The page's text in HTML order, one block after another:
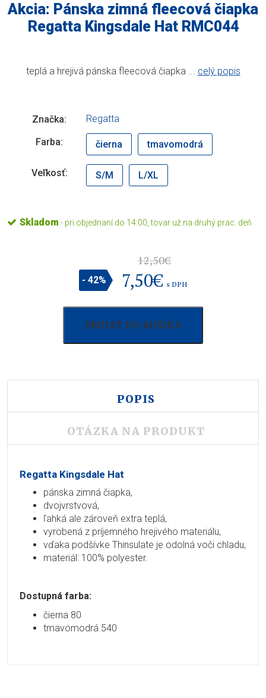
Akcia: Pánska zimná fleecová čiapka
Regatta Kingsdale Hat RMC044
teplá a hrejivá pánska fleecová čiapka ... celý popis
Značka: Regatta
Farba: čierna tmavomodrá
Veľkosť: S/M L/XL
Skladom - pri objednaní do 14:00, tovar už na druhý prac. deň
- 42%
12,50€
7,50€ s DPH
PRIDAŤ DO KOŠÍKA
POPIS
OTÁZKA NA PRODUKT
Regatta Kingsdale Hat
pánska zimná čiapka,
dvojvrstvová,
ľahká ale zároveň extra teplá,
vyrobená z príjemného hrejivého materiálu,
vďaka podšívke Thinsulate je odolná voči chladu,
materiál: 100% polyester.
Dostupná farba:
čierna 80
tmavomodrá 540